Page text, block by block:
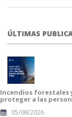
ÚLTIMAS
Incendios forestales
proteger a las
05/08/2026